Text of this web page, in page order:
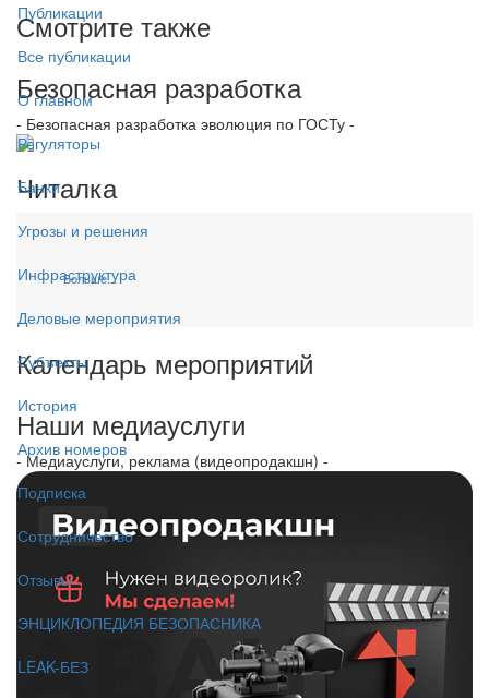
Публикации
Все публикации
О главном
Регуляторы
Банки
Угрозы и решения
Инфраструктура
Деловые мероприятия
Субъекты
История
Архив номеров
Подписка
Сотрудничество
Отзывы
ЭНЦИКЛОПЕДИЯ БЕЗОПАСНИКА
LEAK-БЕЗ
Смотрите также
Безопасная разработка
- Безопасная разработка эволюция по ГОСТу -
Читалка
Больше...
Календарь мероприятий
Наши медиауслуги
- Медиауслуги, реклама (видеопродакшн) -